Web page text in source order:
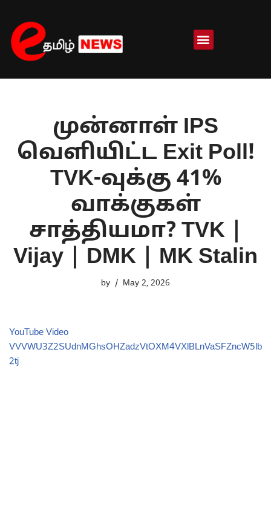
Skip
to
content
முன்னாள் IPS
வெளியிட்ட Exit Poll!
TVK-வுக்கு 41%
வாக்குகள்
சாத்தியமா? TVK |
Vijay | DMK | MK Stalin
by May 2, 2026
YouTube Video
VVVWU3Z2SUdnMGhsOHZadzVtOXM4VXlBLnVaSFZncW5lb
2tj